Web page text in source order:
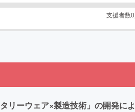
支援者数0
リーウェア×製造技術」の開発によ